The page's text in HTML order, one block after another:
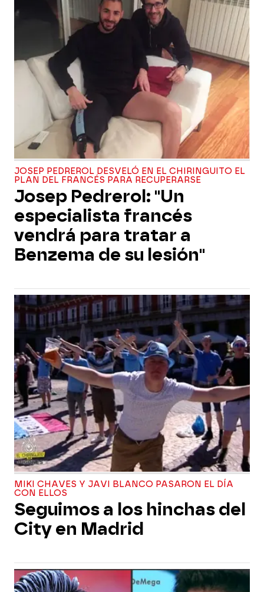
JOSEP PEDREROL DESVELÓ EN EL CHIRINGUITO EL
PLAN DEL FRANCÉS PARA RECUPERARSE
Josep Pedrerol: "Un
especialista francés
vendrá para tratar a
Benzema de su lesión"
MIKI CHAVES Y JAVI BLANCO PASARON EL DÍA
CON ELLOS
Seguimos a los hinchas del
City en Madrid